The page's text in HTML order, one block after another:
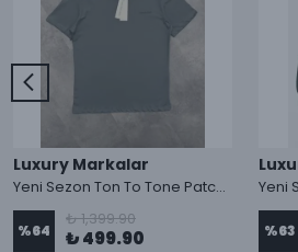
Luxury Markalar
Yeni Sezon Ton To Tone Patch Logo T-shirt
%64
₺ 1,399.90
₺ 499.90 %63